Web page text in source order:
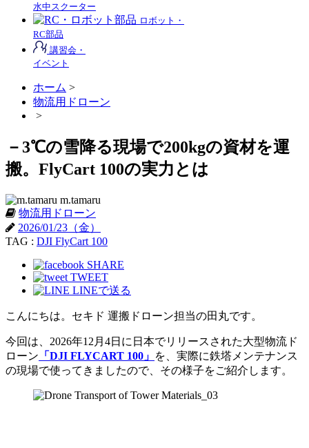
水中スクーター
ロボット・
RC部品
講習会・
イベント
ホーム >
物流用ドローン
>
－3℃の雪降る現場で200kgの資材を運
搬。FlyCart 100の実力とは
m.tamaru
物流用ドローン
2026/01/23（金）
TAG : DJI FlyCart 100
SHARE
TWEET
LINEで送る
こんにちは。セキド 運搬ドローン担当の田丸です。
今回は、2026年12月4日に日本でリリースされた大型物流ド
ローン 「DJI FLYCART 100」 を、実際に鉄塔メンテナンス
の現場で使ってきましたので、その様子をご紹介します。